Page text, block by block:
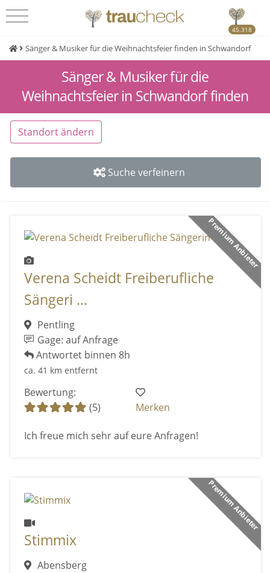
45.318
Sänger & Musiker für die Weihnachtsfeier finden in Schwandorf
Sänger & Musiker für die
Weihnachtsfeier in Schwandorf finden
Standort ändern
Suche verfeinern
Premium Anbieter
Verena Scheidt Freiberufliche
Sängeri ...
Pentling
Gage: auf Anfrage
Antwortet binnen 8h
ca. 41 km entfernt
Bewertung:
(5)
Merken
Ich freue mich sehr auf eure Anfragen!
Premium Anbieter
Stimmix
Abensberg